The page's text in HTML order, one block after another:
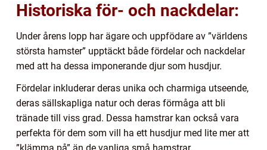
Historiska för- och nackdelar:
Under årens lopp har ägare och uppfödare av ”världens
största hamster” upptäckt både fördelar och nackdelar
med att ha dessa imponerande djur som husdjur.
Fördelar inkluderar deras unika och charmiga utseende,
deras sällskapliga natur och deras förmåga att bli
tränade till viss grad. Dessa hamstrar kan också vara
perfekta för dem som vill ha ett husdjur med lite mer att